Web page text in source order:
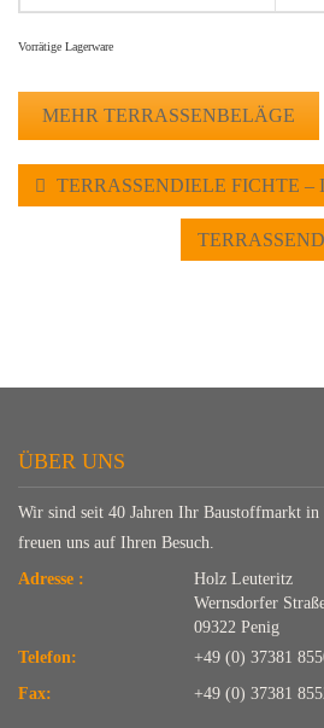
Vorrätige Lagerware
MEHR TERRASSENBELÄGE
TERRASSENDIELE FICHTE –
ÜBER UNS
Wir sind seit 40 Jahren Ihr Baustoffmarkt in
freuen uns auf Ihren Besuch.
Adresse :
Holz Leuteritz
Wernsdorfer
09322 Penig
Telefon:
+49 (0) 37381
Fax:
+49 (0) 37381